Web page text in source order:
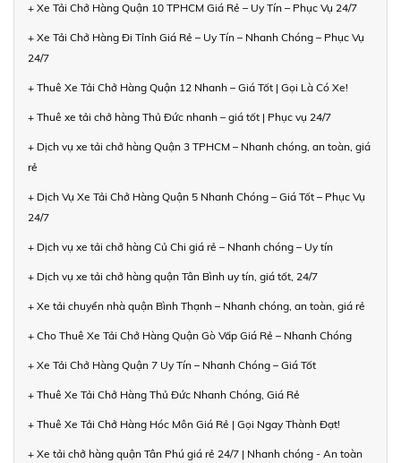
+ Xe Tải Chở Hàng Quận 10 TPHCM Giá Rẻ – Uy Tín – Phục Vụ 24/7
+ Xe Tải Chở Hàng Đi Tỉnh Giá Rẻ – Uy Tín – Nhanh Chóng – Phục Vụ
24/7
+ Thuê Xe Tải Chở Hàng Quận 12 Nhanh – Giá Tốt | Gọi Là Có Xe!
+ Thuê xe tải chở hàng Thủ Đức nhanh – giá tốt | Phục vụ 24/7
+ Dịch vụ xe tải chở hàng Quận 3 TPHCM – Nhanh chóng, an toàn, giá
rẻ
+ Dịch Vụ Xe Tải Chở Hàng Quận 5 Nhanh Chóng – Giá Tốt – Phục Vụ
24/7
+ Dịch vụ xe tải chở hàng Củ Chi giá rẻ – Nhanh chóng – Uy tín
+ Dịch vụ xe tải chở hàng quận Tân Bình uy tín, giá tốt, 24/7
+ Xe tải chuyển nhà quận Bình Thạnh – Nhanh chóng, an toàn, giá rẻ
+ Cho Thuê Xe Tải Chở Hàng Quận Gò Vấp Giá Rẻ – Nhanh Chóng
+ Xe Tải Chở Hàng Quận 7 Uy Tín – Nhanh Chóng – Giá Tốt
+ Thuê Xe Tải Chở Hàng Thủ Đức Nhanh Chóng, Giá Rẻ
+ Thuê Xe Tải Chở Hàng Hóc Môn Giá Rẻ | Gọi Ngay Thành Đạt!
+ Xe tải chở hàng quận Tân Phú giá rẻ 24/7 | Nhanh chóng - An toàn